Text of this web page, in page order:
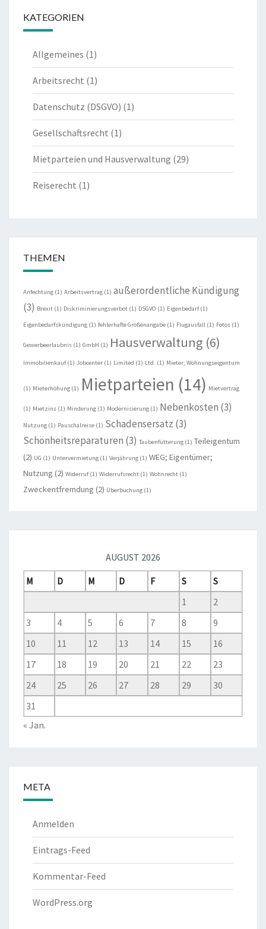
KATEGORIEN
Allgemeines (1)
Arbeitsrecht (1)
Datenschutz (DSGVO) (1)
Gesellschaftsrecht (1)
Mietparteien und Hausverwaltung (29)
Reiserecht (1)
THEMEN
Anfechtung (1) Arbeitsvertrag (1) außerordentliche Kündigung
(3) Brexit (1) Diskriminierungsverbot (1) DSGVO (1) Eigenbedarf(1)
Eigenbedarfskündigung (1) fehlerhafte Größenangabe (1) Flugausfall (1) Fotos (1)
Gewerbeerlaubnis (1) GmbH (1) Hausverwaltung (6)
Immobilienkauf(1) Jobcenter (1) Limited (1) Ltd. (1) Mieter; Wohnungseigentum
(1) Mieterhöhung (1) Mietparteien (14) Mietvertrag
(1) Mietzins (1) Minderung (1) Modernisierung (1) Nebenkosten (3)
Nutzung (1) Pauschalreise (1) Schadensersatz (3)
Schönheitsreparaturen (3) Taubenfütterung (1) Teileigentum
(2) UG (1) Untervermietung (1) Verjährung (1) WEG; Eigentümer;
Nutzung (2) Widerruf(1) Widerrufsrecht (1) Wohnrecht (1)
Zweckentfremdung (2) Überbuchung (1)
AUGUST 2026
M
D M D F S
S
1
2
3
4 5 6 7 8
9
10
11 12 13 14 15
16
17
18 19 20 21 22
23
24
25 26 27 28 29
30
31
« Jan.
META
Anmelden
Eintrags-Feed
Kommentar-Feed
WordPress.org